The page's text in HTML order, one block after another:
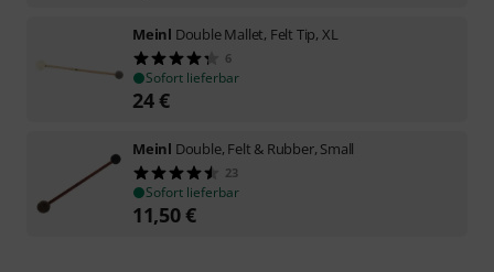
Meinl Double Mallet, Felt Tip, XL
6
Sofort lieferbar
24€
Meinl Double, Felt & Rubber, Small
23
Sofort lieferbar
11,50€